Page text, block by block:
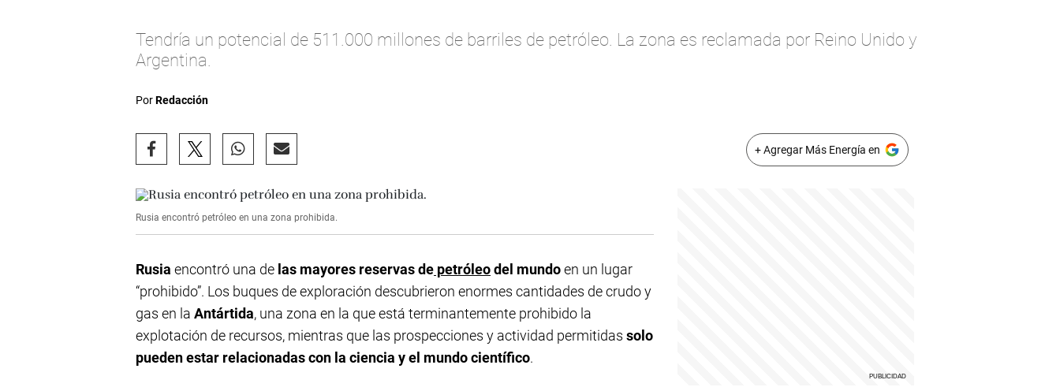
Tendría un potencial de 511.000 millones de barriles de petróleo. La zona es reclamada por Reino Unido y
Argentina.
PorRedacción
+ Agregar Más Energía en
Rusia encontró petróleo en una zona prohibida.
Rusia encontró una de las mayores reservas de petróleodel mundoen un lugar
“prohibido”. Los buques de exploración descubrieron enormes cantidades de crudo y
gas en la Antártida, una zona en la que está terminantemente prohibido la
explotación de recursos, mientras que las prospecciones y actividad permitidas solo
pueden estar relacionadas con la ciencia y el mundo científico.